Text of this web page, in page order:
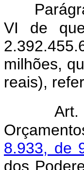
VI de
milhões,
reais),
8.933, de
dos